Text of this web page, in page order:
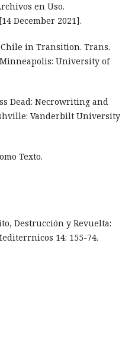
en Uso.
[14 December 2021].
Chile in Transition. Trans.
University of
Dead: Necrowriting and
Vanderbilt University
Texto.
Destrucción y Revuelta:
14: 155-74.